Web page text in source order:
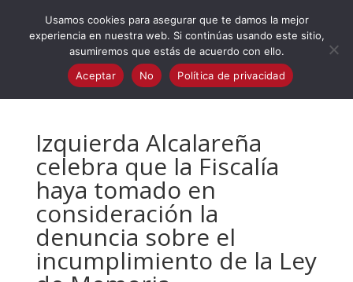
Izquierda Alcalareña
celebra que la Fiscalía
haya tomado en
consideración la
denuncia sobre el
incumplimiento de la Ley
Usamos cookies para asegurar que te damos la mejor
experiencia en nuestra web. Si continúas usando este sitio,
asumiremos que estás de acuerdo con ello.
Aceptar
No Política de privacidad